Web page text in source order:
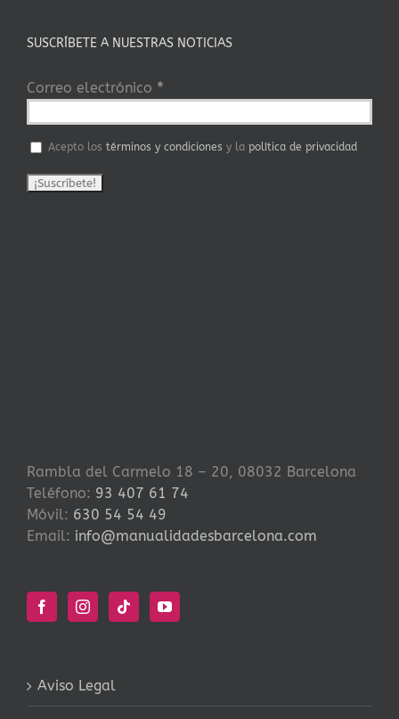
SUSCRÍBETE A NUESTRAS NOTICIAS
Correo electrónico *
Acepto los términos y condiciones y la política de privacidad
Rambla del Carmelo 18 – 20, 08032 Barcelona
Teléfono: 93 407 61 74
Móvil: 630 54 54 49
Email: info@manualidadesbarcelona.com
Aviso Legal